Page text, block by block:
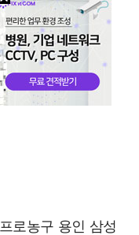
로농구 용인 삼성